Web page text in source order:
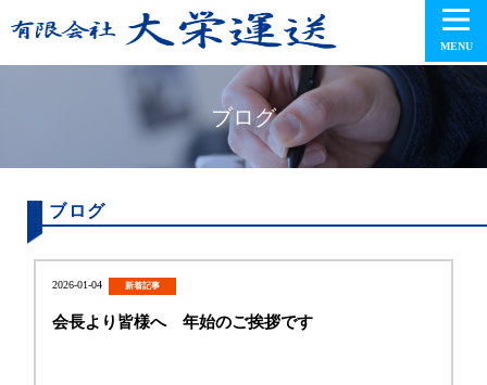
MENU
ブログ
ブログ
2026-01-04 新着記事
会長より皆様へ 年始のご挨拶です